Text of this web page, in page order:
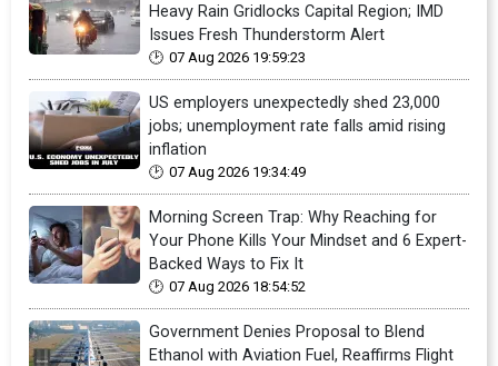
Heavy Rain Gridlocks Capital Region; IMD
Issues Fresh Thunderstorm Alert
07 Aug 2026 19:59:23
US employers unexpectedly shed 23,000
jobs; unemployment rate falls amid rising
inflation
07 Aug 2026 19:34:49
Morning Screen Trap: Why Reaching for
Your Phone Kills Your Mindset and 6 Expert-
Backed Ways to Fix It
07 Aug 2026 18:54:52
Government Denies Proposal to Blend
Ethanol with Aviation Fuel, Reaffirms Flight